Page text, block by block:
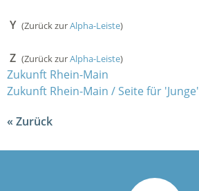
Y (Zurück zurAlpha-Leiste)
Z (Zurück zurAlpha-Leiste)
Zukunft Rhein-Main
Zukunft Rhein-Main / Seite für 'Junge'
Zurück